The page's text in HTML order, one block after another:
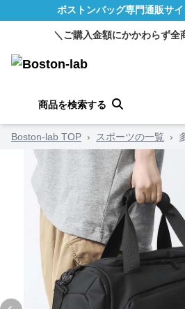
ボストンバッグ専門通販サ
＼ご購入金額にかかわらず全
商品を検索する
Boston-lab TOP › スポーツの一覧 ›